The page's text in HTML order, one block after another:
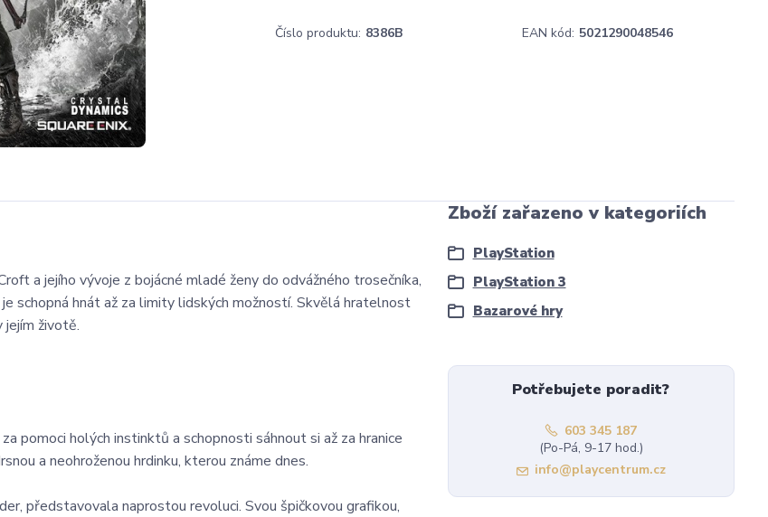
Číslo produktu: 8386B EAN kód: 5021290048546
a jejího vývoje z bojácné mladé ženy do odvážného trosečníka,
schopná hnát až za limity lidských možností. Skvělá hratelnost
jejím životě.
pomoci holých instinktů a schopnosti sáhnout si až za hranice
a neohroženou hrdinku, kterou známe dnes.
představovala naprostou revoluci. Svou špičkovou grafikou,
Zboží zařazeno v kategoriích
PlayStation
PlayStation 3
Bazarové hry
Potřebujete poradit?
603 345 187
(Po-Pá, 9-17 hod.)
info@playcentrum.cz